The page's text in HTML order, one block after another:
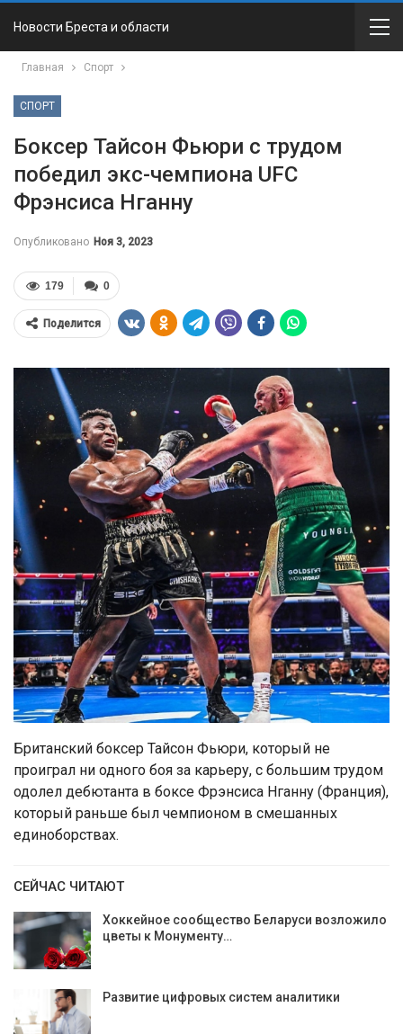
Новости Бреста и области
Главная Спорт
СПОРТ
Боксер Тайсон Фьюри с трудом
победил экс-чемпиона UFC
Фрэнсиса Нганну
Опубликовано Ноя 3, 2023
0
179
Поделится
Британский боксер Тайсон Фьюри, который не
проиграл ни одного боя за карьеру, с большим трудом
одолел дебютанта в боксе Фрэнсиса Нганну (Франция),
который раньше был чемпионом в смешанных
единоборствах.
СЕЙЧАС ЧИТАЮТ
Хоккейное сообщество Беларуси возложило
цветы к Монументу…
Развитие цифровых систем аналитики